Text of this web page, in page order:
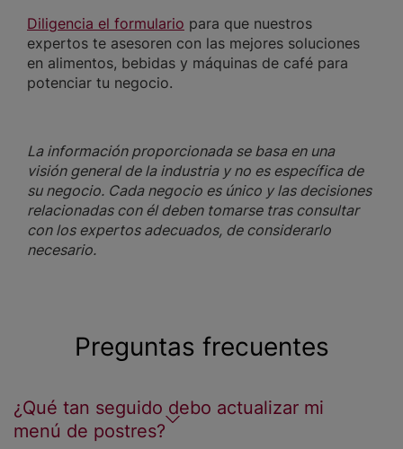
Diligencia el formulario para que nuestros
expertos te asesoren con las mejores soluciones
en alimentos, bebidas y máquinas de café para
potenciar tu negocio.
La información proporcionada se basa en una
visión general de la industria y no es específica de
su negocio. Cada negocio es único y las decisiones
relacionadas con él deben tomarse tras consultar
con los expertos adecuados, de considerarlo
necesario.
Preguntas frecuentes
¿Qué tan seguido debo actualizar mi
menú de postres?